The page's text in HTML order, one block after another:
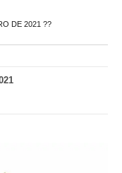
DE 2021 ??